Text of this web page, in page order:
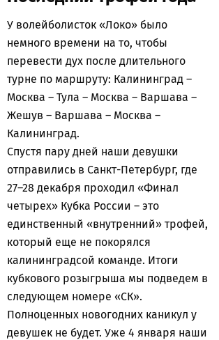
У волейболисток «Локо» было
немного времени на то, чтобы
перевести дух после длительного
турне по маршруту: Калининград –
Москва – Тула – Москва – Варшава –
Жешув – Варшава – Москва –
Калининград.
Спустя пару дней наши девушки
отправились в Санкт-Петербург, где
27–28 декабря проходил «Финал
четырех» Кубка России – это
единственный «внутренний» трофей,
который еще не покорялся
калининградсой команде. Итоги
кубкового розыгрыша мы подведем в
следующем номере «СК».
Полноценных новогодних каникул у
девушек не будет. Уже 4 января наши